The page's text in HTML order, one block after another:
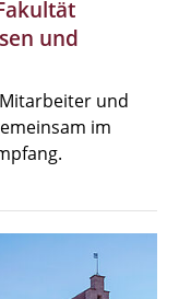
und
und
im